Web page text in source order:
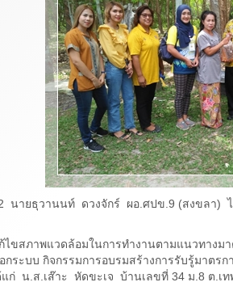
นายธุวานนท์ ดวงจักร์ ผอ.ศปข.9 (สงขลา)
ไขสภาพแวดล้อมในการทำงานตามแนวทาง
ระบบ กิจกรรมการอบรมสร้างการรับรู้มาตร
ก่ น.ส.เส๊าะ หัดขะเจ บ้านเลขที่ 34 ม.8 ต.